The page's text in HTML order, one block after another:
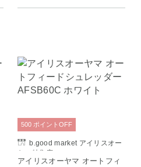
b.good market アイリスオー
ヤマ特集店
アイリスオーヤマ オートフィ
500 ポイント OFF